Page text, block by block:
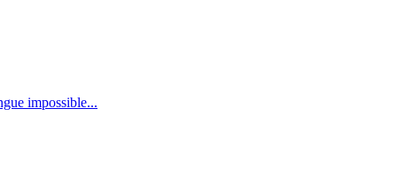
impossible...